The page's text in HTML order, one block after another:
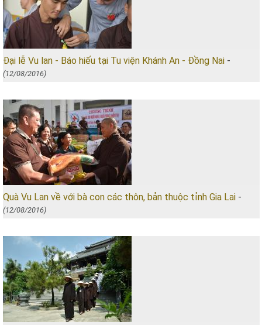
Đại lễ Vu lan - Báo hiếu tại Tu viện Khánh An - Đồng Nai -
(12/08/2016)
Quà Vu Lan về với bà con các thôn, bản thuộc tỉnh Gia Lai -
(12/08/2016)